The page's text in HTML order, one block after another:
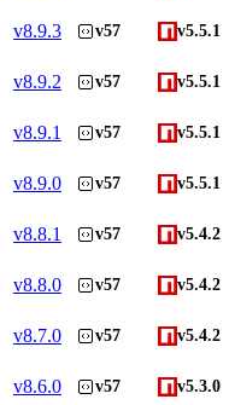
v8.9.3 v57 v5.5.1
v8.9.2 v57 v5.5.1
v8.9.1 v57 v5.5.1
v8.9.0 v57 v5.5.1
v8.8.1 v57 v5.4.2
v8.8.0 v57 v5.4.2
v8.7.0 v57 v5.4.2
v8.6.0 v57 v5.3.0